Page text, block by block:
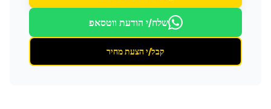
שלח/י הודעת ווטסאפ
קבל/י הצעת מחיר